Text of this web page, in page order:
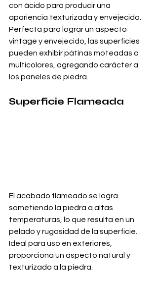
con ácido para producir una
apariencia texturizada y envejecida.
Perfecta para lograr un aspecto
vintage y envejecido, las superficies
pueden exhibir pátinas moteadas o
multicolores, agregando carácter a
los paneles de piedra.
Superficie Flameada
El acabado flameado se logra
sometiendo la piedra a altas
temperaturas, lo que resulta en un
pelado y rugosidad de la superficie.
Ideal para uso en exteriores,
proporciona un aspecto natural y
texturizado a la piedra.